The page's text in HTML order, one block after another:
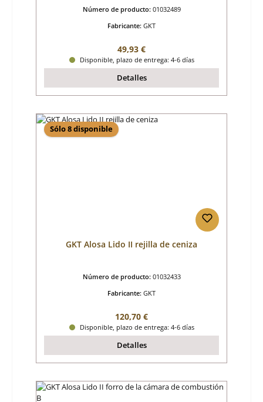
Número de producto: 01032489
Fabricante: GKT
Precio normal:
49,93 €
Disponible, plazo de entrega: 4-6 días
Detalles
Sólo 8 disponible
GKT Alosa Lido II rejilla de ceniza
Número de producto: 01032433
Fabricante: GKT
Precio normal:
120,70 €
Disponible, plazo de entrega: 4-6 días
Detalles